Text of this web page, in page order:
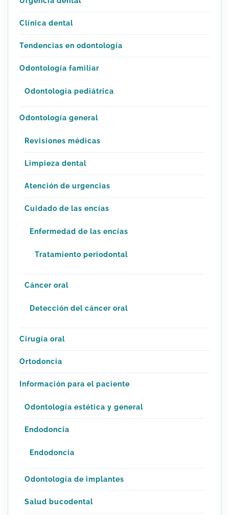
Clínica dental
Tendencias en odontología
Odontología familiar
Odontología pediátrica
Odontología general
Revisiones médicas
Limpieza dental
Atención de urgencias
Cuidado de las encías
Enfermedad de las encías
Tratamiento periodontal
Cáncer oral
Detección del cáncer oral
Cirugía oral
Ortodoncia
Información para el paciente
Odontología estética y general
Endodoncia
Endodoncia
Odontología de implantes
Salud bucodental